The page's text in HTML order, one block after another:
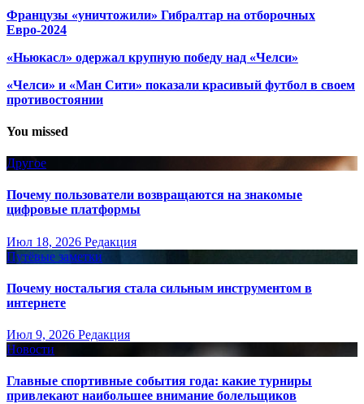
Французы «уничтожили» Гибралтар на отборочных
Евро-2024
«Ньюкасл» одержал крупную победу над «Челси»
«Челси» и «Ман Сити» показали красивый футбол в своем
противостоянии
You missed
Другое
Почему пользователи возвращаются на знакомые
цифровые платформы
Июл 18, 2026 Редакция
Путёвые заметки
Почему ностальгия стала сильным инструментом в
интернете
Июл 9, 2026 Редакция
Новости
Главные спортивные события года: какие турниры
привлекают наибольшее внимание болельщиков